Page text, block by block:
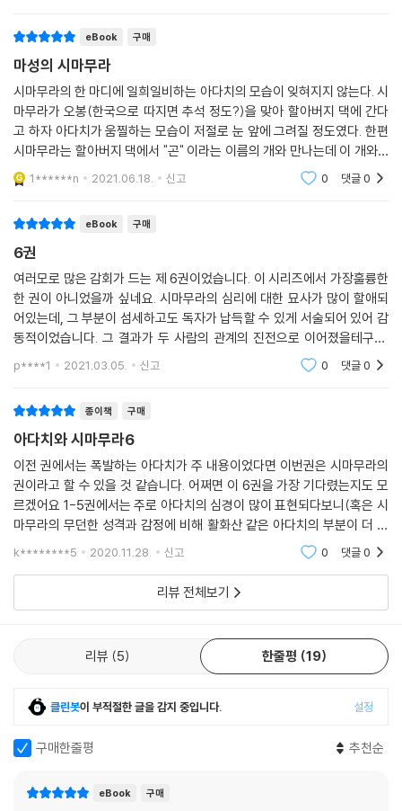
eBook 구매
마성의 시마무라
시마무라의 한 마디에 일희일비하는 아다치의 모습이 잊혀지지 않는다. 시
마무라가 오봉(한국으로 따지면 추석 정도?)을 맞아 할아버지 댁에 간다
고 하자 아다치가 움찔하는 모습이 저절로 눈 앞에 그려질 정도였다. 한편
시마무라는 할아버지 댁에서 "곤" 이라는 이름의 개와 만나는데 이 개와 3
일 동안 있는 정 없는 정 다 들면서 헤어지기 싫다고 징징거리며 떼쓰는 모
습이 인상적이
1******n 2021.06.18. 신고 0 댓글0
eBook 구매
6권
여러모로 많은 감회가 드는 제 6권이었습니다. 이 시리즈에서 가장훌륭한
한 권이 아니었을까 싶네요. 시마무라의 심리에 대한 묘사가 많이 할애되
어있는데, 그 부분이 섬세하고도 독자가 납득할 수 있게 서술되어 있어 감
동적이었습니다. 그 결과가 두 사람의 관계의 진전으로 이어졌을테구요.
이루마 히토마 작가는 여러모로 많은 재능을 지니고 있는 작가라는 생각이
듭니다.
p****1 2021.03.05. 신고 0 댓글0
종이책 구매
아다치와 시마무라6
이전 권에서는 폭발하는 아다치가 주 내용이었다면 이번권은 시마무라의
권이라고 할 수 있을 것 같습니다. 어쩌면 이 6권을 가장 기다렸는지도 모
르겠어요 1-5권에서는 주로 아다치의 심경이 많이 표현되다보니(혹은 시
마무라의 무던한 성격과 감정에 비해 활화산 같은 아다치의 부분이 더 강
렬하게 기억에 남아서 인 것도 같네요..) 항상 시마무라의 감정 변화를 자
k********5 2020.11.28. 신고 0 댓글0
리뷰 전체보기
리뷰 5 한줄평 19
클린봇이 부적절한 글을 감지 중입니다. 설정
구매한줄평 추천순
eBook 구매